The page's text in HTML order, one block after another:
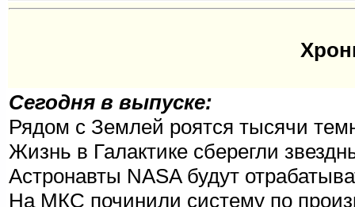
Сегодня в выпуске:
Рядом с Землей роятся тысячи
Жизнь в Галактике сберегли
Астронавты NASA будут
На МКС починили систему по